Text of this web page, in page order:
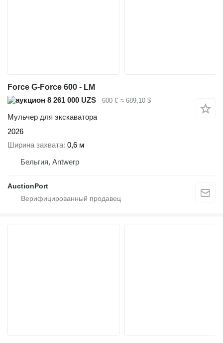
Force G-Force 600 - LM
8 261 000 UZS
600 € ≈ 689,10 $
Мульчер для экскаватора
2026
Ширина захвата 0,6 м
Бельгия, Antwerp
AuctionPort